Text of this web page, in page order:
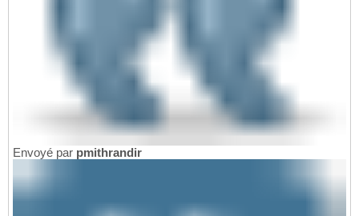
Envoyé par pmithrandir